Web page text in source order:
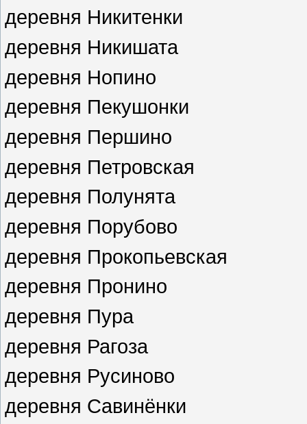
деревня Никитенки
деревня Никишата
деревня Нопино
деревня Пекушонки
деревня Першино
деревня Петровская
деревня Полунята
деревня Порубово
деревня Прокопьевская
деревня Пронино
деревня Пура
деревня Рагоза
деревня Русиново
деревня Савинёнки